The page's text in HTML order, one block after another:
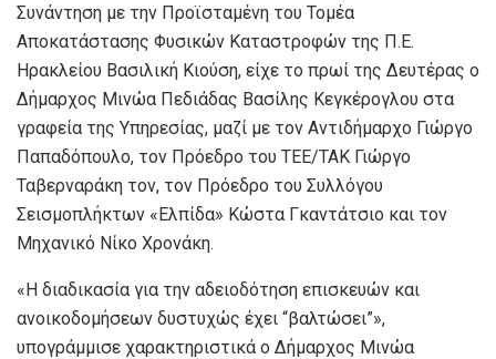
Συνάντηση με την Προϊσταμένη του Τομέα
Αποκατάστασης Φυσικών Καταστροφών της Π.Ε.
Ηρακλείου Βασιλική Κιούση, είχε το πρωί της Δευτέρας ο
Δήμαρχος Μινώα Πεδιάδας Βασίλης Κεγκέρογλου στα
γραφεία της Υπηρεσίας, μαζί με τον Αντιδήμαρχο Γιώργο
Παπαδόπουλο, τον Πρόεδρο του ΤΕΕ/ΤΑΚ Γιώργο
Ταβερναράκη τον, τον Πρόεδρο του Συλλόγου
Σεισμοπλήκτων «Ελπίδα» Κώστα Γκαντάτσιο και τον
Μηχανικό Νίκο Χρονάκη.
«H διαδικασία για την αδειοδότηση επισκευών και
ανοικοδομήσεων δυστυχώς έχει “βαλτώσει”»,
υπογράμμισε χαρακτηριστικά ο Δήμαρχος Μινώα